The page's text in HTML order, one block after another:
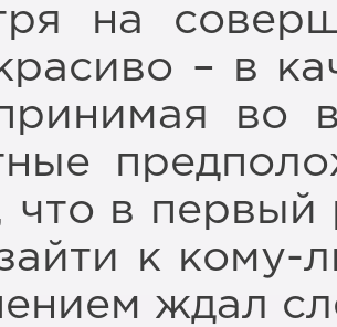
на
– в
во
что в первый
к кому-
ждал